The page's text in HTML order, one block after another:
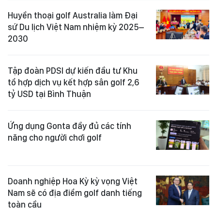
Huyền thoại golf Australia làm Đại
sứ Du lịch Việt Nam nhiệm kỳ 2025–
2030
Tập đoàn PDSI dự kiến đầu tư Khu
tổ hợp dịch vụ kết hợp sân golf 2,6
tỷ USD tại Bình Thuận
Ứng dụng Gonta đầy đủ các tính
năng cho người chơi golf
Doanh nghiệp Hoa Kỳ kỳ vọng Việt
Nam sẽ có địa điểm golf danh tiếng
toàn cầu